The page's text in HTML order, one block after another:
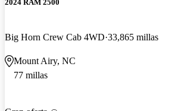
2024 RAM 2500
Big Horn Crew Cab 4WD 33,865 millas
Mount Airy, NC
77 millas